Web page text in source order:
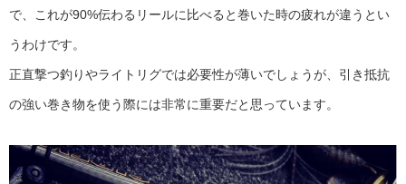
で、これが90%伝わるリールに比べると巻いた時の疲れが違うとい
うわけです。
正直撃つ釣りやライトリグでは必要性が薄いでしょうが、引き抵抗
の強い巻き物を使う際には非常に重要だと思っています。